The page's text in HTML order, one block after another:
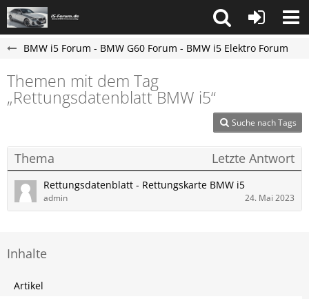
BMW i5 Forum - BMW G60 Forum - BMW i5 Elektro Forum
Themen mit dem Tag
„Rettungsdatenblatt BMW i5“
Suche nach Tags
Thema Letzte Antwort
Rettungsdatenblatt - Rettungskarte BMW i5
admin 24. Mai 2023
Inhalte
Artikel